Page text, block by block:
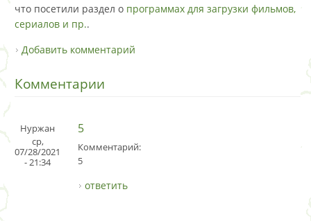
что посетили раздел о программах для загрузки фильмов,
сериалов и пр..
Добавить комментарий
Комментарии
Нуржан
ср,
07/28/2021
- 21:34
5
Комментарий:
5
ответить